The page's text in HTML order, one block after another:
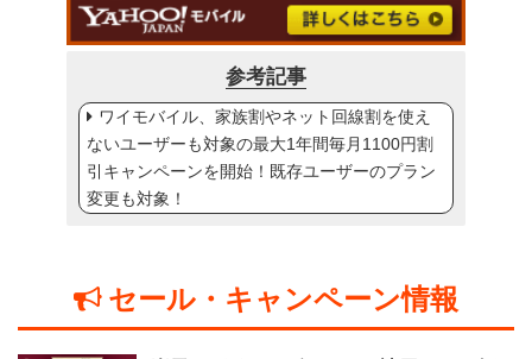
参考記事
ワイモバイル、家族割やネット回線割を使え
ないユーザーも対象の最大1年間毎月1100円割
引キャンペーンを開始！既存ユーザーのプラン
変更も対象！
セール・キャンペーン情報